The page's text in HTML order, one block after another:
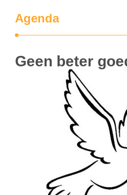
Agenda
Geen beter